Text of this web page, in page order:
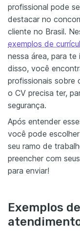
profissional pode
destacar no
cliente no Brasil.
exemplos de
nessa área, para te
disso, você
profissionais sobre
o CV precisa ter,
segurança.
Após entender
você pode escolher
seu ramo de
preencher com
para enviar!
Exemplos